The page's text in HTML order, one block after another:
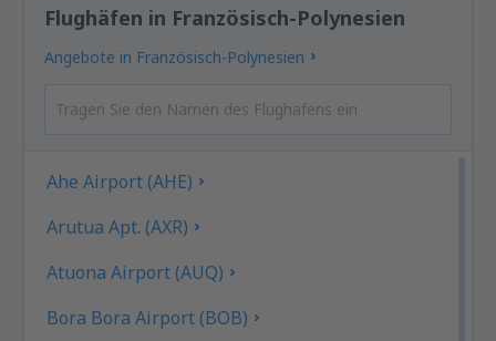
Flughäfen in Französisch-Polynesien
Angebote in Französisch-Polynesien
Ahe Airport (AHE)
Arutua Apt. (AXR)
Atuona Airport (AUQ)
Bora Bora Airport (BOB)